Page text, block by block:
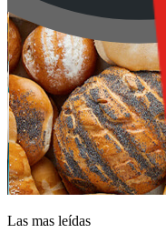
Las mas leídas